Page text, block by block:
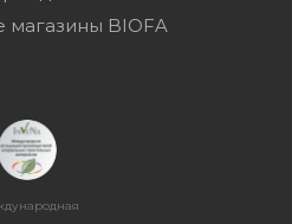
BIOFA